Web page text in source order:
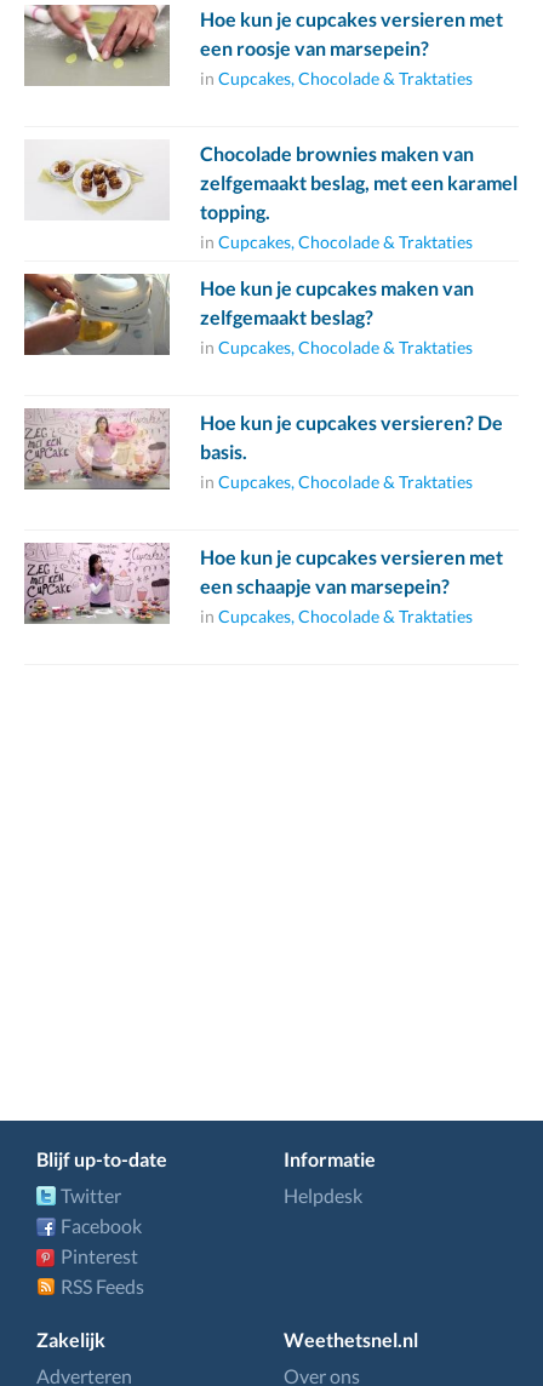
Hoe kun je cupcakes versieren met
een roosje van marsepein?
in Cupcakes, Chocolade & Traktaties
Chocolade brownies maken van
zelfgemaakt beslag, met een karamel
topping.
in Cupcakes, Chocolade & Traktaties
Hoe kun je cupcakes maken van
zelfgemaakt beslag?
in Cupcakes, Chocolade & Traktaties
Hoe kun je cupcakes versieren? De
basis.
in Cupcakes, Chocolade & Traktaties
Hoe kun je cupcakes versieren met
een schaapje van marsepein?
in Cupcakes, Chocolade & Traktaties
Blijf up-to-date
Twitter
Facebook
Pinterest
RSS Feeds
Informatie
Helpdesk
Zakelijk
Adverteren
Weethetsnel.nl
Over ons